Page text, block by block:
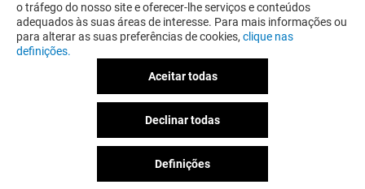
o tráfego do nosso site e oferecer-lhe serviços e conteúdos
adequados às suas áreas de interesse. Para mais informações ou
para alterar as suas preferências de cookies, clique nas
definições.
Aceitar todas
Declinar todas
Definições